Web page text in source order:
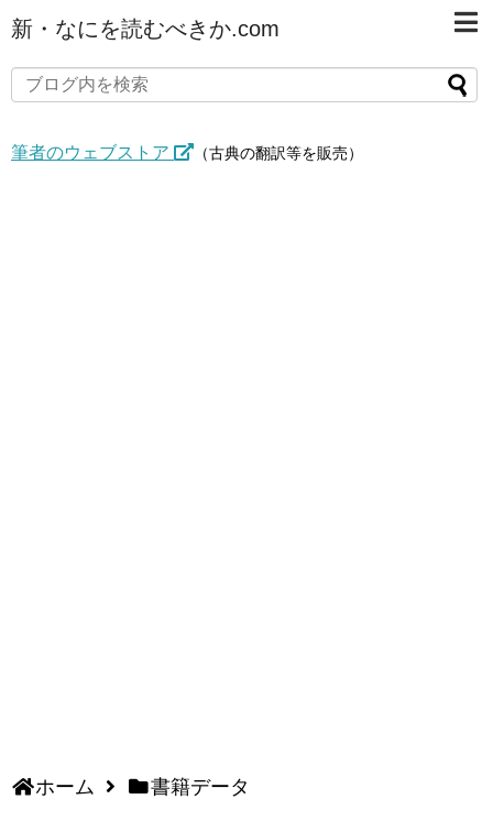
新・なにを読むべきか.com
筆者のウェブストア （古典の翻訳等を販売）
ホーム 書籍データ